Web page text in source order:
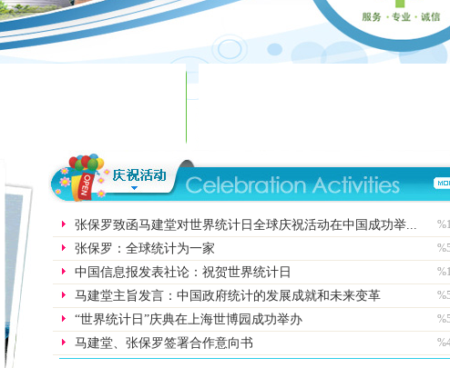
张保罗致函马建堂对世界统计日全球庆祝活动在中国成功举...
张保罗：全球统计为一家
中国信息报发表社论：祝贺世界统计日
马建堂主旨发言：中国政府统计的发展成就和未来变革
“世界统计日”庆典在上海世博园成功举办
马建堂、张保罗签署合作意向书